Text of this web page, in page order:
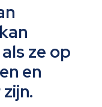
ze op
en